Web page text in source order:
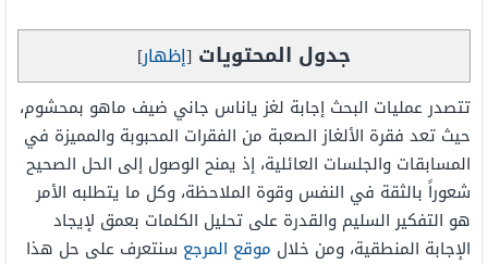
جدول المحتويات [إظهار]
تتصدر عمليات البحث إجابة لغز ياناس جاني ضيف ماهو بمحشوم،
حيث تعد فقرة الألغاز الصعبة من الفقرات المحبوبة والمميزة في
المسابقات والجلسات العائلية، إذ يمنح الوصول إلى الحل الصحيح
شعوراً بالثقة في النفس وقوة الملاحظة، وكل ما يتطلبه الأمر
هو التفكير السليم والقدرة على تحليل الكلمات بعمق لإيجاد
الإجابة المنطقية، ومن خلال موقع المرجع سنتعرف على حل هذا